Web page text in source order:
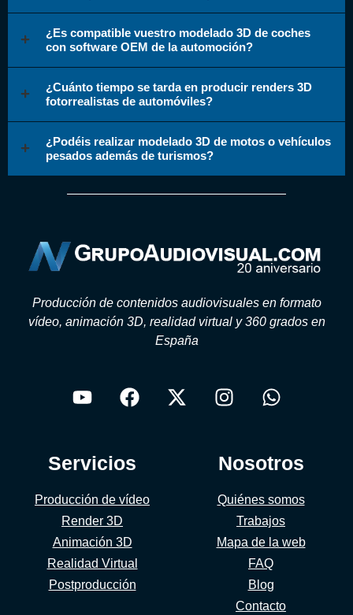
¿Es compatible vuestro modelado 3D de coches
con software OEM de la automoción?
¿Cuánto tiempo se tarda en producir renders 3D
fotorrealistas de automóviles?
¿Podéis realizar modelado 3D de motos o vehículos
pesados además de turismos?
Producción de contenidos audiovisuales en formato
vídeo, animación 3D, realidad virtual y 360 grados en
España
Servicios
Producción de vídeo
Render 3D
Animación 3D
Realidad Virtual
Postproducción
Nosotros
Quiénes somos
Trabajos
Mapa de la web
FAQ
Blog
Contacto